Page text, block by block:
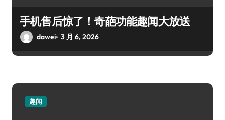
手机售后惊了！奇葩功能趣闻大放送
dawei 3 月 6, 2026
趣闻